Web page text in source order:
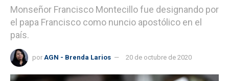
Monseñor Francisco Montecillo fue designando por
el papa Francisco como nuncio apostólico en el
país.
por AGN - Brenda Larios 20 de octubre de 2020